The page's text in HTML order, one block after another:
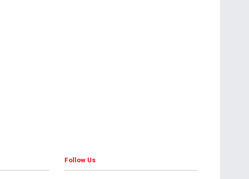
Follow Us